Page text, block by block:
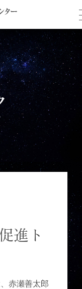
同研究促進トー
進ト
赤瀬善太郎